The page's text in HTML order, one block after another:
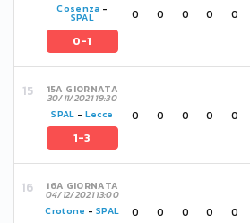
Cosenza -
SPAL
0-1
0 0 0 0 0
15A GIORNATA
30/11/2021 19:30
SPAL - Lecce
1-3
0 0 0 0 0
16A GIORNATA
04/12/2021 13:00
Crotone - SPAL 0 0 0 0 0